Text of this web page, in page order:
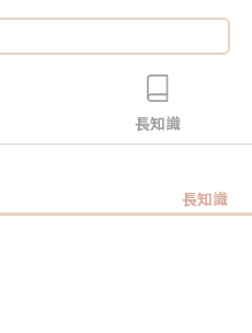
長知識
長知識